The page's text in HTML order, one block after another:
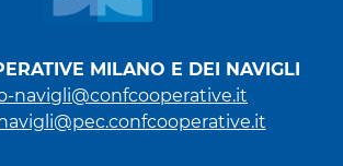
MILANO E DEI NAVIGLI
navigli@confcooperative.it